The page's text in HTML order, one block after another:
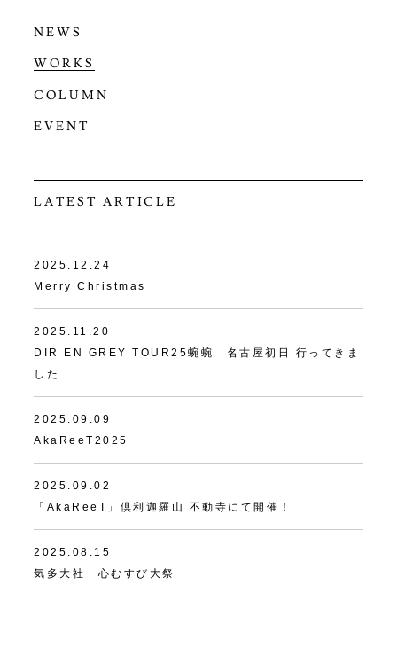
NEWS
WORKS
COLUMN
EVENT
LATEST ARTICLE
2025.12.24
Merry Christmas
2025.11.20
DIR EN GREY TOUR25蜿蜿 名古屋初日 行ってきま
した
2025.09.09
AkaReeT2025
2025.09.02
「AkaReeT」倶利迦羅山 不動寺にて開催！
2025.08.15
気多大社 心むすび大祭